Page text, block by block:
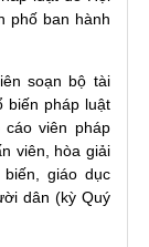
phố ban hành
soạn bộ tài
biến pháp luật
viên pháp
viên, hòa giải
giáo dục
dân (kỳ Quý